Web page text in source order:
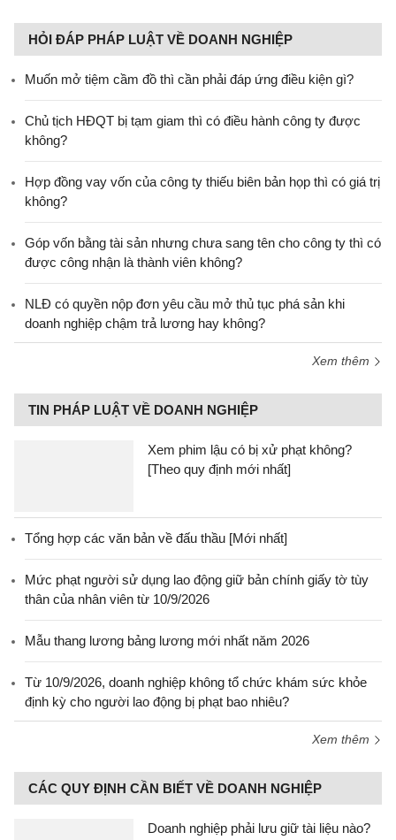
HỎI ĐÁP PHÁP LUẬT VỀ DOANH NGHIỆP
Muốn mở tiệm cầm đồ thì cần phải đáp ứng điều kiện gì?
Chủ tịch HĐQT bị tạm giam thì có điều hành công ty được
không?
Hợp đồng vay vốn của công ty thiếu biên bản họp thì có giá trị
không?
Góp vốn bằng tài sản nhưng chưa sang tên cho công ty thì có
được công nhận là thành viên không?
NLĐ có quyền nộp đơn yêu cầu mở thủ tục phá sản khi
doanh nghiệp chậm trả lương hay không?
Xem thêm
TIN PHÁP LUẬT VỀ DOANH NGHIỆP
Xem phim lậu có bị xử phạt không?
[Theo quy định mới nhất]
Tổng hợp các văn bản về đấu thầu [Mới nhất]
Mức phạt người sử dụng lao động giữ bản chính giấy tờ tùy
thân của nhân viên từ 10/9/2026
Mẫu thang lương bảng lương mới nhất năm 2026
Từ 10/9/2026, doanh nghiệp không tổ chức khám sức khỏe
định kỳ cho người lao động bị phạt bao nhiêu?
Xem thêm
CÁC QUY ĐỊNH CẦN BIẾT VỀ DOANH NGHIỆP
Doanh nghiệp phải lưu giữ tài liệu nào?